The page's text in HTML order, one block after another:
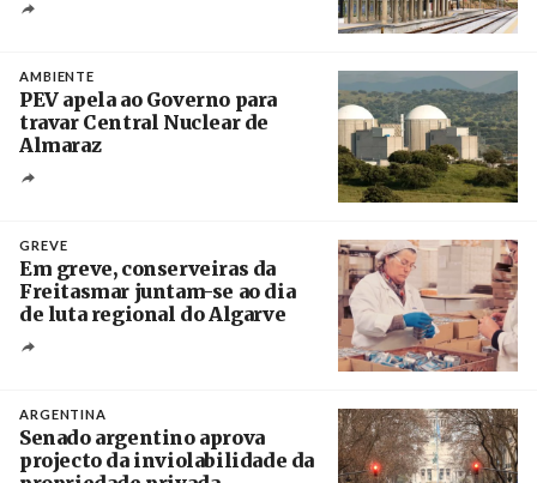
AMBIENTE
PEV apela ao Governo para
travar Central Nuclear de
Almaraz
GREVE
Em greve, conserveiras da
Freitasmar juntam-se ao dia
de luta regional do Algarve
ARGENTINA
Senado argentino aprova
projecto da inviolabilidade da